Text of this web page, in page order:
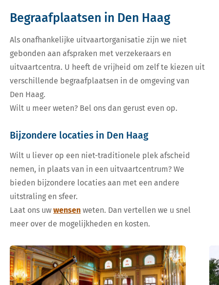
Begraafplaatsen in Den Haag
Als onafhankelijke uitvaartorganisatie zijn we niet
gebonden aan afspraken met verzekeraars en
uitvaartcentra. U heeft de vrijheid om zelf te kiezen uit
verschillende begraafplaatsen in de omgeving van
Den Haag.
Wilt u meer weten? Bel ons dan gerust even op.
Bijzondere locaties in Den Haag
Wilt u liever op een niet-traditionele plek afscheid
nemen, in plaats van in een uitvaartcentrum? We
bieden bijzondere locaties aan met een andere
uitstraling en sfeer.
Laat ons uw wensen weten. Dan vertellen we u snel
meer over de mogelijkheden en kosten.